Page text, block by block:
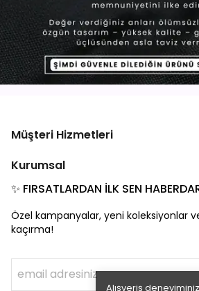
Alışveriş
Müşteri Hizmetleri
Kurumsal
✨ FIRSATLARDAN İLK SEN
Özel kampanyalar, yeni koleksiyonlar
kaçırma!